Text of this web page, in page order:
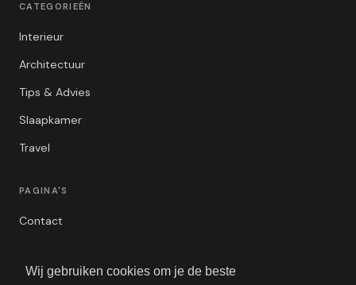
Wij gebruiken cookies om je de beste
CATEGORIEËN
Interieur
Architectuur
Tips & Advies
Slaapkamer
Travel
PAGINA'S
Contact
Algemene Voorwaarden